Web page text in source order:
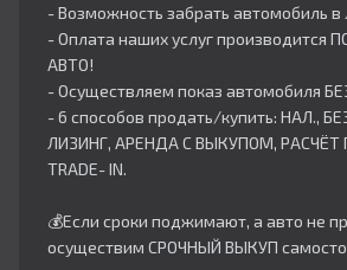
- Возможность забрать автомобиль
- Оплата наших услуг
АВТО!
- Осуществляем показ автомобиля
- 6 способов продать/купить: НАЛ.,
ЛИЗИНГ, АРЕНДА С ВЫКУПОМ, РАСЧЁТ
TRADE- IN.
💰Если сроки поджимают, а авто не
осуществим СРОЧНЫЙ ВЫКУП